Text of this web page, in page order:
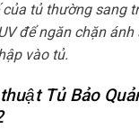
tủ thường sang
để ngăn chặn
vào tủ.
Tủ Bảo